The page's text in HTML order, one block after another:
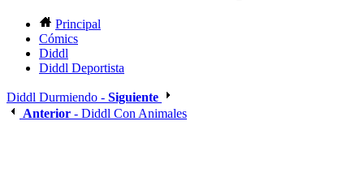
Principal
Cómics
Diddl
Diddl Deportista
Diddl Durmiendo - Siguiente
Anterior - Diddl Con Animales